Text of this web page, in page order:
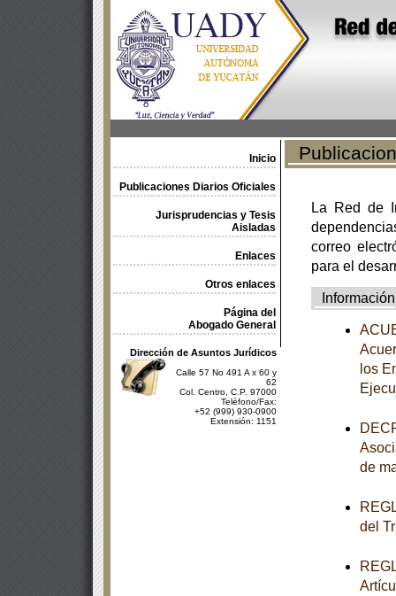
Inicio
Publicaciones Diarios Oficiales
Jurisprudencias y Tesis
Aisladas
Enlaces
Otros enlaces
Página del
Abogado General
Dirección de Asuntos Jurídicos
Calle 57 No 491 A x 60 y
62
Col. Centro, C.P. 97000
Teléfono/Fax:
+52 (999) 930-0900
Extensión: 1151
La Red de
correo
para el
Información
los
de
del